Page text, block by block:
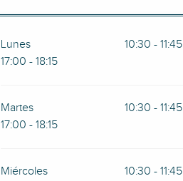
Lunes 10:30 - 11:45
17:00 - 18:15
Martes 10:30 - 11:45
17:00 - 18:15
Miércoles 10:30 - 11:45